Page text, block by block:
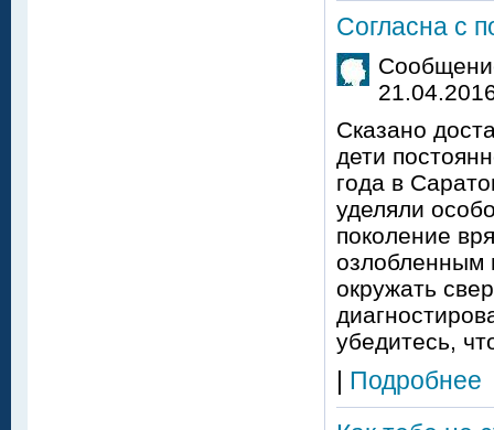
Согласна с
Сказано
дети
года в
уделяли
поколение
озлобленным
окружать
убедитесь,
| Подробнее